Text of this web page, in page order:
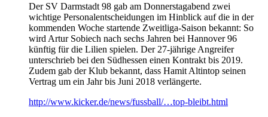
Der SV Darmstadt 98 gab am Donnerstagabend zwei
wichtige Personalentscheidungen im Hinblick auf die in der
kommenden Woche startende Zweitliga-Saison bekannt: So
wird Artur Sobiech nach sechs Jahren bei Hannover 96
künftig für die Lilien spielen. Der 27-jährige Angreifer
unterschrieb bei den Südhessen einen Kontrakt bis 2019.
Zudem gab der Klub bekannt, dass Hamit Altintop seinen
Vertrag um ein Jahr bis Juni 2018 verlängerte.
http://www.kicker.de/news/fussball/…top-bleibt.html